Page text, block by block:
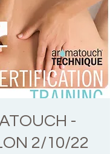
-
2/10/22